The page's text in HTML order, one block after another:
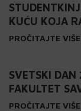
KUĆU KOJA
PROČITAJTE
SVETSKI
FAKULTET
PRIDRUŽIO
PROČITAJTE